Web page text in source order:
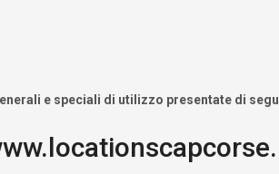
e speciali di utilizzo presentate di